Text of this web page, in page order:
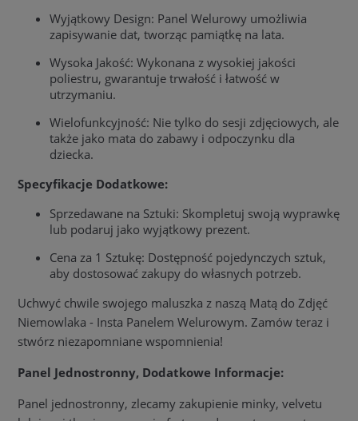
Wyjątkowy Design: Panel Welurowy umożliwia
zapisywanie dat, tworząc pamiątkę na lata.
Wysoka Jakość: Wykonana z wysokiej jakości
poliestru, gwarantuje trwałość i łatwość w
utrzymaniu.
Wielofunkcyjność: Nie tylko do sesji zdjęciowych, ale
także jako mata do zabawy i odpoczynku dla
dziecka.
Specyfikacje Dodatkowe:
Sprzedawane na Sztuki: Skompletuj swoją wyprawkę
lub podaruj jako wyjątkowy prezent.
Cena za 1 Sztukę: Dostępność pojedynczych sztuk,
aby dostosować zakupy do własnych potrzeb.
Uchwyć chwile swojego maluszka z naszą Matą do Zdjęć
Niemowlaka - Insta Panelem Welurowym. Zamów teraz i
stwórz niezapomniane wspomnienia!
Panel Jednostronny, Dodatkowe Informacje:
Panel jednostronny, zlecamy zakupienie minky, velvetu